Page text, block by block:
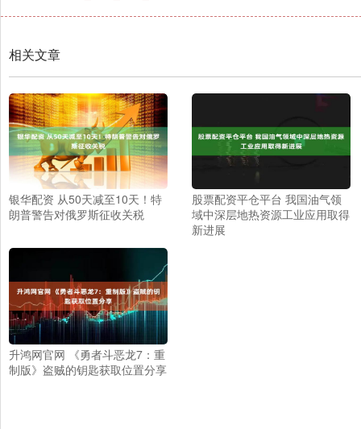
相关文章
银华配资 从50天减至10天！特
朗普警告对俄罗斯征收关税
股票配资平仓平台 我国油气领
域中深层地热资源工业应用取得
新进展
升鸿网官网 《勇者斗恶龙7：重
制版》盗贼的钥匙获取位置分享